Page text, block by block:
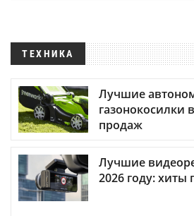
ТЕХНИКА
Лучшие
газонокосилки
продаж
Лучшие
2026 году: хиты